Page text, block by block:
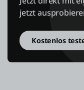
jetzt
Kostenlos